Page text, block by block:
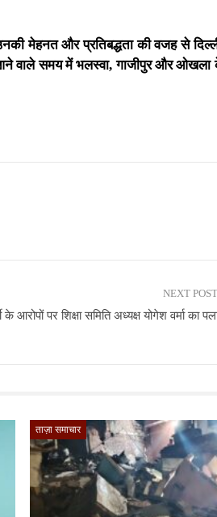
मेहनत और प्रतिबद्धता की वजह से
आने वाले समय में भलस्वा, गाजीपुर और
NEXT POST
आरोपों पर शिक्षा समिति अध्यक्ष योगेश वर्मा का
ताज़ा समाचार